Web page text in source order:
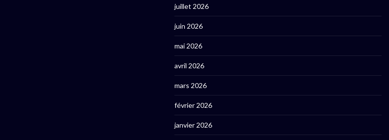
juillet 2026
juin 2026
mai 2026
avril 2026
mars 2026
février 2026
janvier 2026